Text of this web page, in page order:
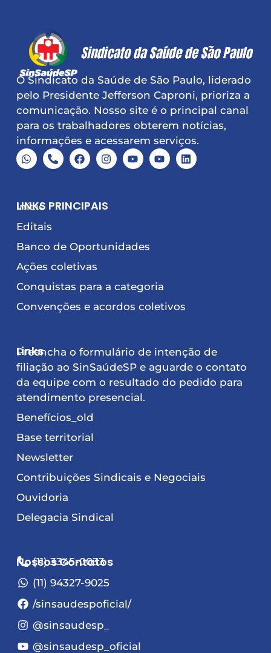
O Sindicato da Saúde de São Paulo, liderado
pelo Presidente Jefferson Caproni, prioriza a
comunicação. Nosso site é o principal canal
para os trabalhadores obterem notícias,
informações e acessarem serviços.
LINKS PRINCIPAIS
Início
Editais
Banco de Oportunidades
Ações coletivas
Conquistas para a categoria
Convenções e acordos coletivos
Links
Preencha o formulário de intenção de
filiação ao SinSaúdeSP e aguarde o contato
da equipe com o resultado do pedido para
atendimento presencial.
Benefícios_old
Base territorial
Newsletter
Contribuições Sindicais e Negociais
Ouvidoria
Delegacia Sindical
Nossos Contatos
(11) 3345-0033
(11) 94327-9025
/sinsaudespoficial/
@sinsaudesp_
@sinsaudesp_oficial